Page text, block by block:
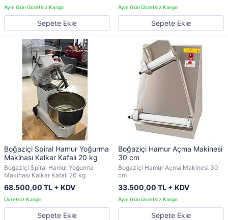
Sepete Ekle Sepete Ekle
Boğaziçi Spiral Hamur Yoğurma
Makinası Kalkar Kafalı 20 kg
Boğaziçi Spiral Hamur Yoğurma
Makinası Kalkar Kafalı 20 kg
68.500,00 TL + KDV
Sepete Ekle
Boğaziçi Hamur Açma Makinesi
30 cm
Boğaziçi Hamur Açma Makinesi 30
cm
33.500,00 TL + KDV
Sepete Ekle